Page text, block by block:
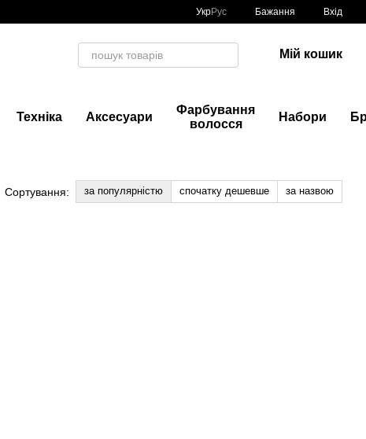
УкрРус Бажання Вхід
Мій кошик
Техніка Аксесуари
Фарбування
волосся
Набори
Сортування: за популярністю спочатку дешевше за назвою